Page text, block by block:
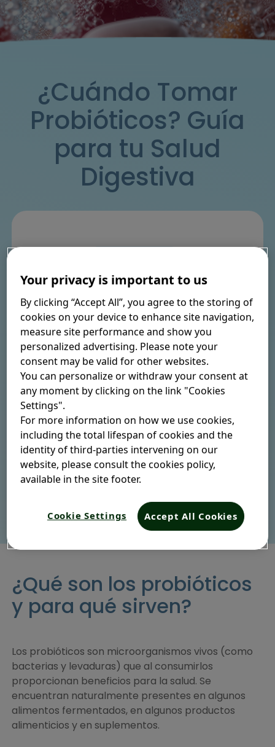
¿Cuándo Tomar
Probióticos? Guía
para tu Salud
Digestiva
A estas alturas, seguro ya
escuchaste algo sobre los
probióticos, esos pequeños
organismos que pueden mejorar la
salud desde el intestino.
Si ya te aventuraste en el mundo de
los probióticos, pero quieres saber
más detalles, sigue leyendo. En este
artículo te compartimos información
sobre cuándo tomar los probióticos,
cómo y cuáles son sus beneficios.
¿Qué son los probióticos
y para qué sirven?
Los probióticos son microorganismos vivos (como
bacterias y levaduras) que al consumirlos
proporcionan beneficios para la salud. Se
encuentran naturalmente presentes en algunos
alimentos fermentados, en algunos productos
alimenticios y en suplementos.
Your privacy is important to us
By clicking “Accept All”, you agree to the storing of
cookies on your device to enhance site navigation,
measure site performance and show you
personalized advertising. Please note your
consent may be valid for other websites.
You can personalize or withdraw your consent at
any moment by clicking on the link "Cookies
Settings".
For more information on how we use cookies,
including the total lifespan of cookies and the
identity of third-parties intervening on our
website, please consult the cookies policy,
available in the site footer.
Cookie Settings Accept All Cookies